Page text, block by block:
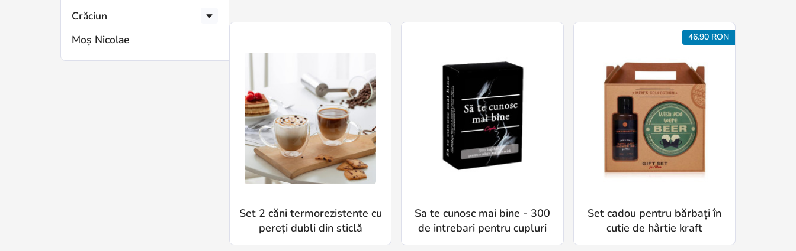
Crăciun
Moș Nicolae
Set 2 căni termorezistente cu
pereți dubli din sticlă
Sa te cunosc mai bine - 300
de intrebari pentru cupluri
46.90 RON
Set cadou pentru bărbați în
cutie de hârtie kraft